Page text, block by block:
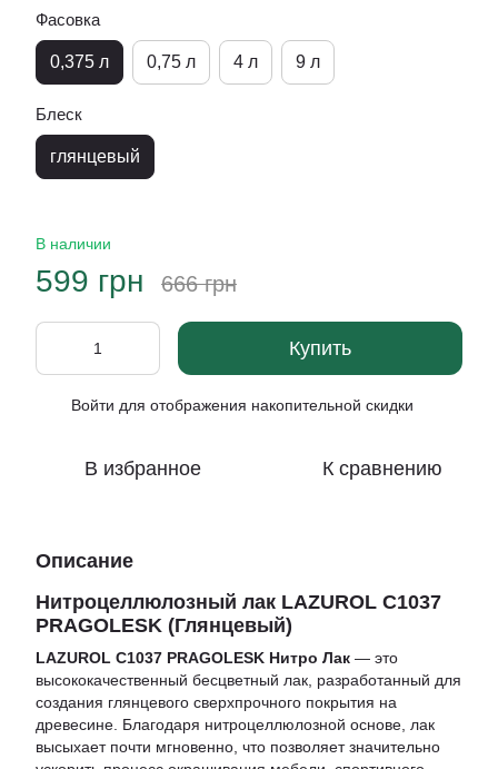
Фасовка
0,375 л 0,75 л 4 л 9 л
Блеск
глянцевый
В наличии
599 грн 666 грн
Купить
Войти для отображения накопительной скидки
В избранное К сравнению
Описание
Нитроцеллюлозный лак LAZUROL C1037
PRAGOLESK (Глянцевый)
LAZUROL C1037 PRAGOLESK Нитро Лак — это
высококачественный бесцветный лак, разработанный для
создания глянцевого сверхпрочного покрытия на
древесине. Благодаря нитроцеллюлозной основе, лак
высыхает почти мгновенно, что позволяет значительно